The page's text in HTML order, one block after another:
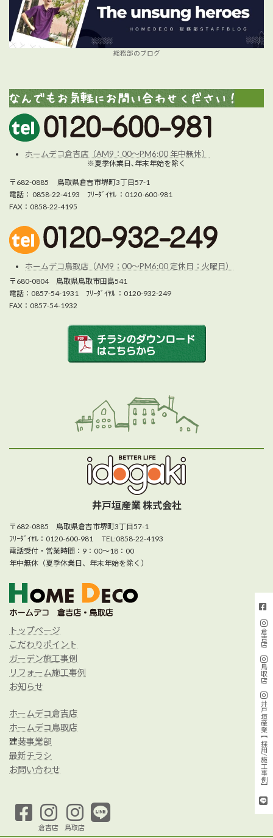
総務部のブログ
ホームデコ倉吉店（AM9：00～PM6:00 年中無休）
※夏季休業日､年末年始を除く
〒682-0885 鳥取県倉吉市堺町3丁目57-1
電話： 0858-22-4193 ﾌﾘｰﾀﾞｲﾔﾙ ：0120-600-981
FAX：0858-22-4195
ホームデコ鳥取店（AM9：00～PM6:00 定休日：火曜日）
〒680-0804 鳥取県鳥取市田島541
電話：0857-54-1931 ﾌﾘｰﾀﾞｲﾔﾙ ：0120-932-249
FAX：0857-54-1932
井戸垣産業 株式会社
〒682-0885 鳥取県倉吉市堺町3丁目57-1
ﾌﾘｰﾀﾞｲﾔﾙ：0120-600-981 TEL:0858-22-4193
電話受付・営業時間：9：00～18：00
年中無休（夏季休業日、年末年始を除く）
トップページ
こだわりポイント
ガーデン施工事例
リフォーム施工事例
お知らせ
ホームデコ倉吉店
ホームデコ鳥取店
建装事業部
最新チラシ
お問い合わせ
倉吉店 鳥取店
倉吉店
鳥取店
井戸垣産業【採用/施工事例】